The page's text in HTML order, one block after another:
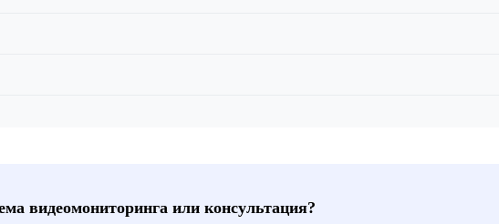
видеомониторинга или консультация?